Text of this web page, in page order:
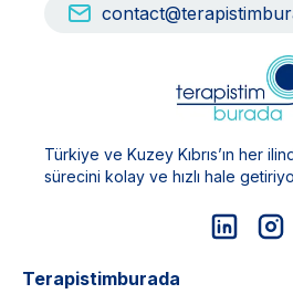
Türkiye ve Kuzey Kıbrıs’ın her
sürecini kolay ve hızlı hale
Terapistimburada